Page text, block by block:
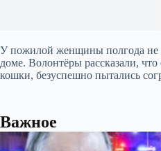
У пожилой женщины полгода не
доме. Волонтёры рассказали,
кошки, безуспешно пытались
Важное